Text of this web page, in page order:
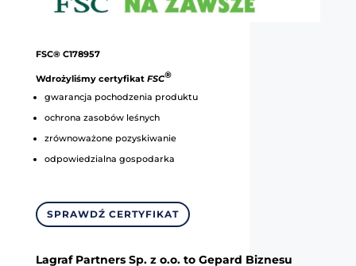
FSC® C178957
Wdrożyliśmy certyfikat FSC®
gwarancja pochodzenia produktu
ochrona zasobów leśnych
zrównoważone pozyskiwanie
odpowiedzialna gospodarka
SPRAWDŹ CERTYFIKAT
Lagraf Partners Sp. z o.o. to Gepard Biznesu